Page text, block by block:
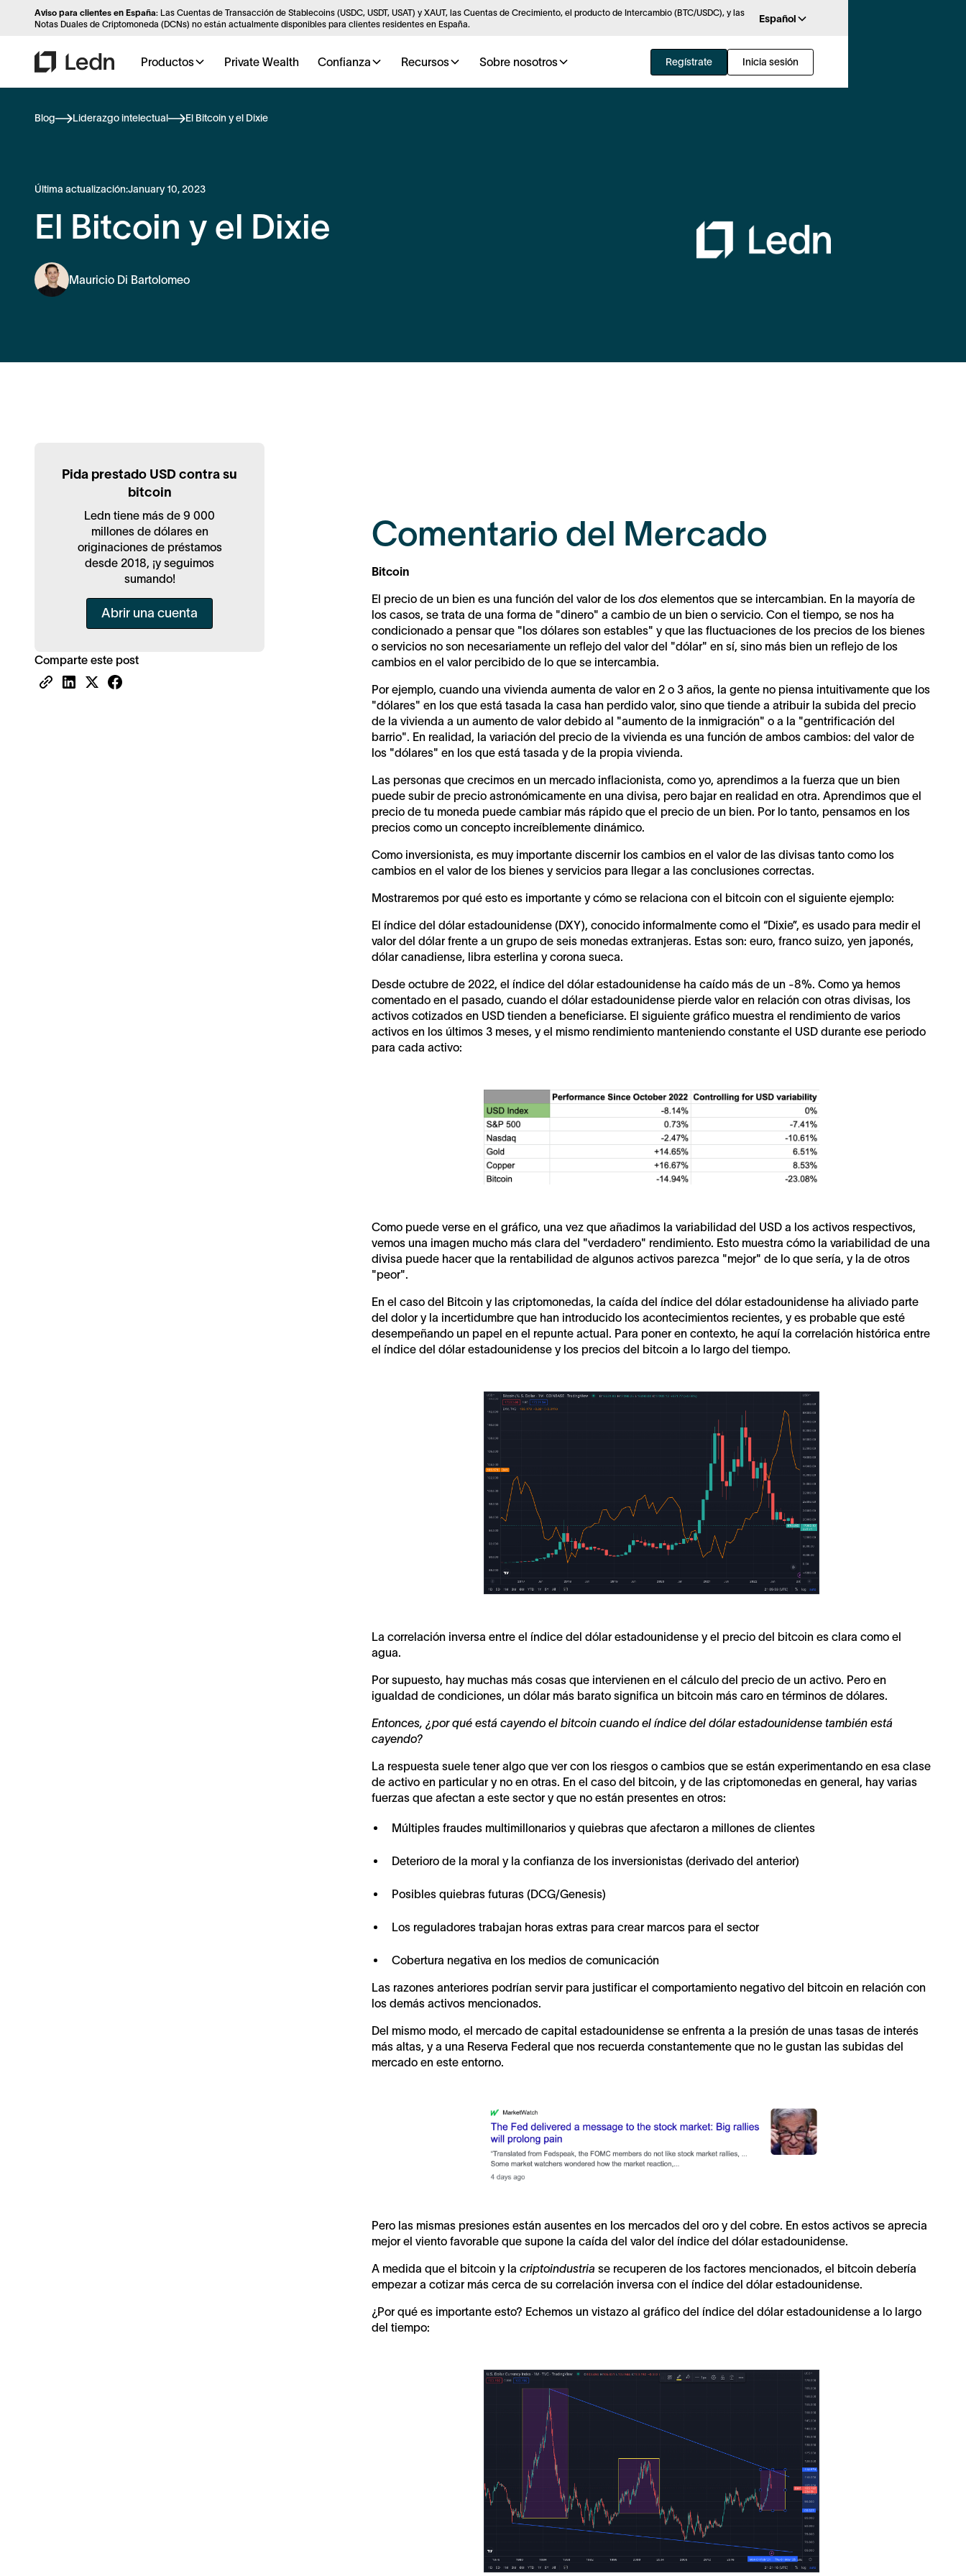
Aviso para clientes en España: Las Cuentas de Transacción de Stablecoins (USDC, USDT, USAT) y XAUT, las Cuentas de Crecimiento, el producto de Intercambio (BTC/USDC), y las
Notas Duales de Criptomoneda (DCNs) no están actualmente disponibles para clientes residentes en España.
Español
Productos Private Wealth Confianza Recursos Sobre nosotros Regístrate Inicia sesión
Blog Liderazgo intelectual El Bitcoin y el Dixie
Última actualización:January 10, 2023
El Bitcoin y el Dixie
Mauricio Di Bartolomeo
Pida prestado USD contra su
bitcoin
Ledn tiene más de 9 000
millones de dólares en
originaciones de préstamos
desde 2018, ¡y seguimos
sumando!
Abrir una cuenta
Comparte este post
Comentario del Mercado
Bitcoin
El precio de un bien es una función del valor de losdos elementos que se intercambian. En la mayoría de
los casos, se trata de una forma de "dinero" a cambio de un bien o servicio. Con el tiempo, se nos ha
condicionado a pensar que "los dólares son estables" y que las fluctuaciones de los precios de los bienes
o servicios no son necesariamente un reflejo del valor del "dólar" en sí, sino más bien un reflejo de los
cambios en el valor percibido de lo que se intercambia.
Por ejemplo, cuando una vivienda aumenta de valor en 2 o 3 años, la gente no piensa intuitivamente que los
"dólares" en los que está tasada la casa han perdido valor, sino que tiende a atribuir la subida del precio
de la vivienda a un aumento de valor debido al "aumento de la inmigración" o a la "gentrificación del
barrio". En realidad, la variación del precio de la vivienda es una función de ambos cambios: del valor de
los "dólares" en los que está tasada y de la propia vivienda.
Las personas que crecimos en un mercado inflacionista, como yo, aprendimos a la fuerza que un bien
puede subir de precio astronómicamente en una divisa, pero bajar en realidad en otra. Aprendimos que el
precio de tu moneda puede cambiar más rápido que el precio de un bien. Por lo tanto, pensamos en los
precios como un concepto increíblemente dinámico.
Como inversionista, es muy importante discernir los cambios en el valor de las divisas tanto como los
cambios en el valor de los bienes y servicios para llegar a las conclusiones correctas.
Mostraremos por qué esto es importante y cómo se relaciona con el bitcoin con el siguiente ejemplo:
El índice del dólar estadounidense (DXY), conocido informalmente como el “Dixie”, es usado para medir el
valor del dólar frente a un grupo de seis monedas extranjeras. Estas son: euro, franco suizo, yen japonés,
dólar canadiense, libra esterlina y corona sueca.
Desde octubre de 2022, el índice del dólar estadounidense ha caído más de un -8%. Como ya hemos
comentado en el pasado, cuando el dólar estadounidense pierde valor en relación con otras divisas, los
activos cotizados en USD tienden a beneficiarse. El siguiente gráfico muestra el rendimiento de varios
activos en los últimos 3 meses, y el mismo rendimiento manteniendo constante el USD durante ese periodo
para cada activo:
Como puede verse en el gráfico, una vez que añadimos la variabilidad del USD a los activos respectivos,
vemos una imagen mucho más clara del "verdadero" rendimiento. Esto muestra cómo la variabilidad de una
divisa puede hacer que la rentabilidad de algunos activos parezca "mejor" de lo que sería, y la de otros
"peor".
En el caso del Bitcoin y las criptomonedas, la caída del índice del dólar estadounidense ha aliviado parte
del dolor y la incertidumbre que han introducido los acontecimientos recientes, y es probable que esté
desempeñando un papel en el repunte actual. Para poner en contexto, he aquí la correlación histórica entre
el índice del dólar estadounidense y los precios del bitcoin a lo largo del tiempo.
La correlación inversa entre el índice del dólar estadounidense y el precio del bitcoin es clara como el
agua.
Por supuesto, hay muchas más cosas que intervienen en el cálculo del precio de un activo. Pero en
igualdad de condiciones, un dólar más barato significa un bitcoin más caro en términos de dólares.
Entonces, ¿por qué está cayendo el bitcoin cuando el índice del dólar estadounidense también está
cayendo?
La respuesta suele tener algo que ver con los riesgos o cambios que se están experimentando en esa clase
de activo en particular y no en otras. En el caso del bitcoin, y de las criptomonedas en general, hay varias
fuerzas que afectan a este sector y que no están presentes en otros:
Múltiples fraudes multimillonarios y quiebras que afectaron a millones de clientes
Deterioro de la moral y la confianza de los inversionistas (derivado del anterior)
Posibles quiebras futuras (DCG/Genesis)
Los reguladores trabajan horas extras para crear marcos para el sector
Cobertura negativa en los medios de comunicación
Las razones anteriores podrían servir para justificar el comportamiento negativo del bitcoin en relación con
los demás activos mencionados.
Del mismo modo, el mercado de capital estadounidense se enfrenta a la presión de unas tasas de interés
más altas, y a una Reserva Federal que nos recuerda constantemente que no le gustan las subidas del
mercado en este entorno.
Pero las mismas presiones están ausentes en los mercados del oro y del cobre. En estos activos se aprecia
mejor el viento favorable que supone la caída del valor del índice del dólar estadounidense.
A medida que el bitcoin y lacriptoindustria se recuperen de los factores mencionados, el bitcoin debería
empezar a cotizar más cerca de su correlación inversa con el índice del dólar estadounidense.
¿Por qué es importante esto? Echemos un vistazo al gráfico del índice del dólar estadounidense a lo largo
del tiempo: